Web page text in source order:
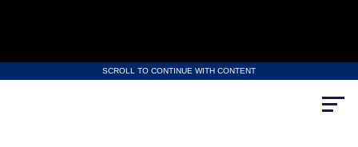
SCROLL TO CONTINUE WITH CONTENT